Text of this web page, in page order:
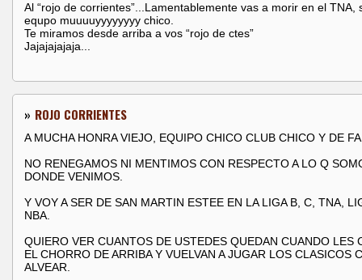
Al “rojo de corrientes”...Lamentablemente vas a morir en el TNA,
equpo muuuuyyyyyyyy chico.
Te miramos desde arriba a vos “rojo de ctes”
Jajajajajaja...
» ROJO CORRIENTES
A MUCHA HONRA VIEJO, EQUIPO CHICO CLUB CHICO Y DE
NO RENEGAMOS NI MENTIMOS CON RESPECTO A LO Q
DONDE VENIMOS.
Y VOY A SER DE SAN MARTIN ESTEE EN LA LIGA B, C, TNA,
NBA.
QUIERO VER CUANTOS DE USTEDES QUEDAN CUANDO LES
EL CHORRO DE ARRIBA Y VUELVAN A JUGAR LOS CLASICOS
ALVEAR.